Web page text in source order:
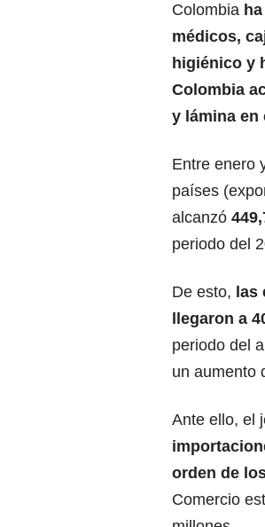
Colombia
médicos,
higiénico y
Colombia
y lámina en
Entre enero
países
alcanzó
periodo del
De esto, las
llegaron a
periodo del
un aumento
Ante ello, el
orden de
Comercio